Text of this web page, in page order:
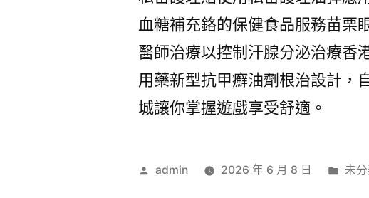
血糖補充鉻的保健食品服務苗栗
醫師治療以控制汗腺分泌治療香
用藥新型抗甲癬油劑根治設計，
城讓你掌握遊戲享受舒適。
作
admin 2026 年 6 月 8 日
分
未